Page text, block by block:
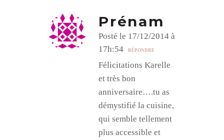
Prénam
Posté le 17/12/2014 à
17h:54
RÉPONDRE
Félicitations Karelle
et très bon
anniversaire….tu as
démystifié la cuisine,
qui semble tellement
plus accessible et